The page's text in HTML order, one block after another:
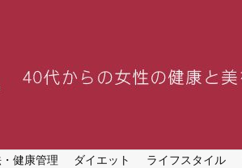
健康管理 ダイエット ライフスタイル